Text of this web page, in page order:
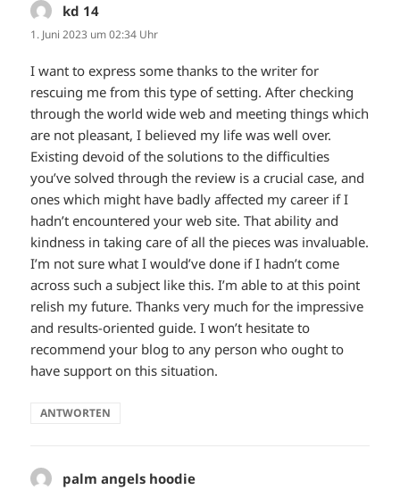
kd 14
1. Juni 2023 um 02:34 Uhr
I want to express some thanks to the writer for
rescuing me from this type of setting. After checking
through the world wide web and meeting things which
are not pleasant, I believed my life was well over.
Existing devoid of the solutions to the difficulties
you’ve solved through the review is a crucial case, and
ones which might have badly affected my career if I
hadn’t encountered your web site. That ability and
kindness in taking care of all the pieces was invaluable.
I’m not sure what I would’ve done if I hadn’t come
across such a subject like this. I’m able to at this point
relish my future. Thanks very much for the impressive
and results-oriented guide. I won’t hesitate to
recommend your blog to any person who ought to
have support on this situation.
ANTWORTEN
palm angels hoodie